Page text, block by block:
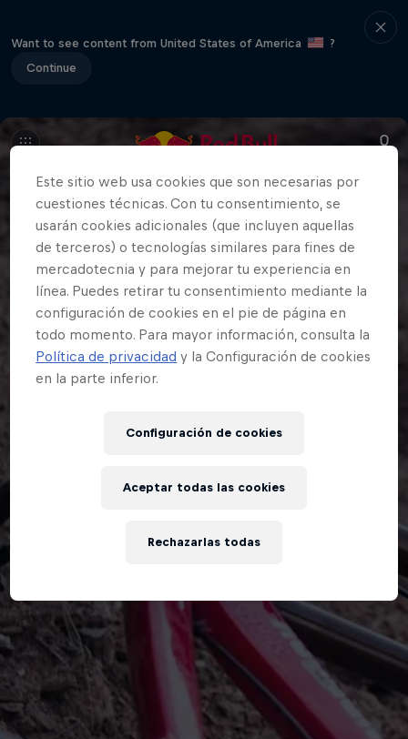
Want to see content from United States of America
?
Continue
Este sitio web usa cookies que son necesarias por
cuestiones técnicas. Con tu consentimiento, se
usarán cookies adicionales (que incluyen aquellas
de terceros) o tecnologías similares para fines de
mercadotecnia y para mejorar tu experiencia en
línea. Puedes retirar tu consentimiento mediante la
configuración de cookies en el pie de página en
todo momento. Para mayor información, consulta la
Política de privacidad y la Configuración de cookies
en la parte inferior.
Configuración de cookies
Rechazarlas todas
Aceptar todas las cookies